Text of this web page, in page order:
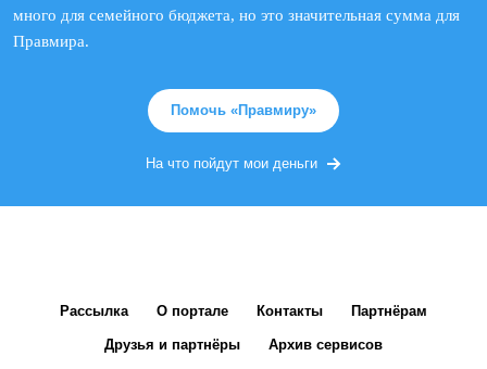
много для семейного бюджета, но это значительная сумма для
Правмира.
Помочь «Правмиру»
На что пойдут мои деньги
Рассылка О портале Контакты Партнёрам
Друзья и партнёры Архив сервисов